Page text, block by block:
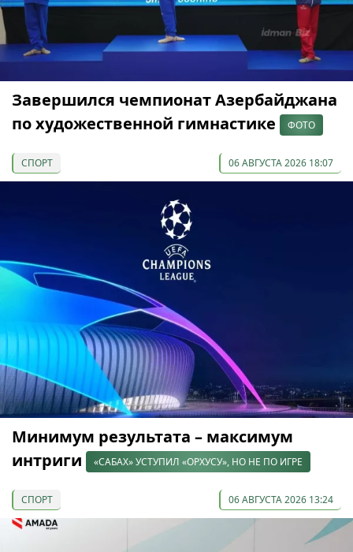
Завершился чемпионат Азербайджана
по художественной гимнастике
ФОТО
СПОРТ 06 АВГУСТА 2026 18:07
Минимум результата – максимум
интриги
«САБАХ» УСТУПИЛ «ОРХУСУ», НО НЕ ПО ИГРЕ
СПОРТ 06 АВГУСТА 2026 13:24